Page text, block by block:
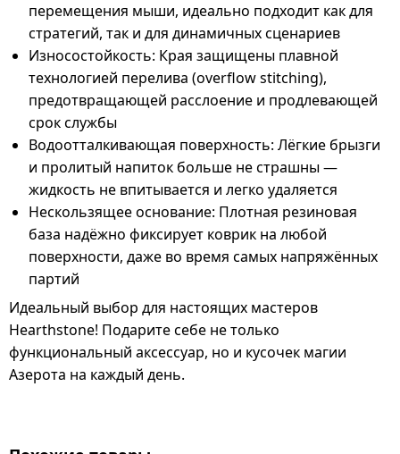
перемещения мыши, идеально подходит как для
стратегий, так и для динамичных сценариев
Износостойкость: Края защищены плавной
технологией перелива (overflow stitching),
предотвращающей расслоение и продлевающей
срок службы
Водоотталкивающая поверхность: Лёгкие брызги
и пролитый напиток больше не страшны —
жидкость не впитывается и легко удаляется
Нескользящее основание: Плотная резиновая
база надёжно фиксирует коврик на любой
поверхности, даже во время самых напряжённых
партий
Идеальный выбор для настоящих мастеров
Hearthstone! Подарите себе не только
функциональный аксессуар, но и кусочек магии
Азерота на каждый день.